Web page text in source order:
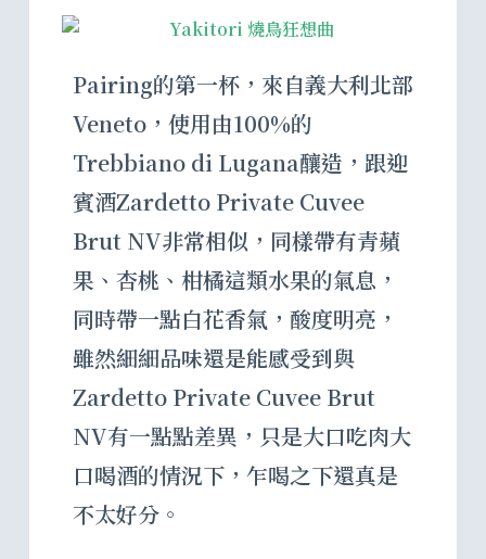
Pairing的第一杯，來自義大利北部
Veneto，使用由100%的
Trebbiano di Lugana釀造，跟迎
賓酒Zardetto Private Cuvee
Brut NV非常相似，同樣帶有青蘋
果、杏桃、柑橘這類水果的氣息，
同時帶一點白花香氣，酸度明亮，
雖然細細品味還是能感受到與
Zardetto Private Cuvee Brut
NV有一點點差異，只是大口吃肉大
口喝酒的情況下，乍喝之下還真是
不太好分。